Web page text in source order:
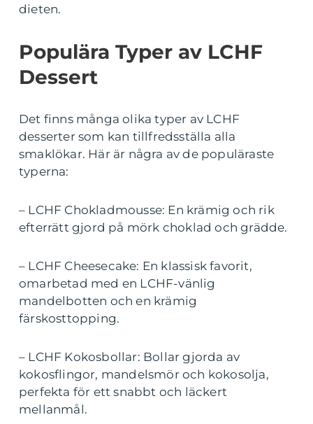
dieten.
Populära Typer av LCHF
Dessert
Det finns många olika typer av LCHF
desserter som kan tillfredsställa alla
smaklökar. Här är några av de populäraste
typerna:
– LCHF Chokladmousse: En krämig och rik
efterrätt gjord på mörk choklad och grädde.
– LCHF Cheesecake: En klassisk favorit,
omarbetad med en LCHF-vänlig
mandelbotten och en krämig
färskosttopping.
– LCHF Kokosbollar: Bollar gjorda av
kokosflingor, mandelsmör och kokosolja,
perfekta för ett snabbt och läckert
mellanmål.